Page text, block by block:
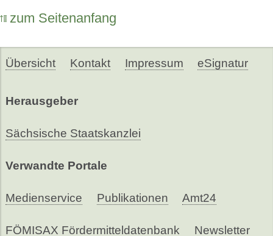
zum Seitenanfang
Übersicht Kontakt Impressum eSignatur
Herausgeber
Sächsische Staatskanzlei
Verwandte Portale
Medienservice Publikationen Amt24
FÖMISAX Fördermitteldatenbank Newsletter